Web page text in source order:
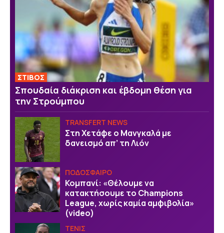
ΣΤΙΒΟΣ
Σπουδαία διάκριση και έβδομη θέση για
την Στρούμπου
TRANSFERT NEWS
Στη Χετάφε ο Μανγκαλά με
δανεισμό απ’ τη Λιόν
ΠΟΔΟΣΦΑΙΡΟ
Κομπανί: «Θέλουμε να
κατακτήσουμε το Champions
League, χωρίς καμία αμφιβολία»
(video)
ΤΕΝΙΣ